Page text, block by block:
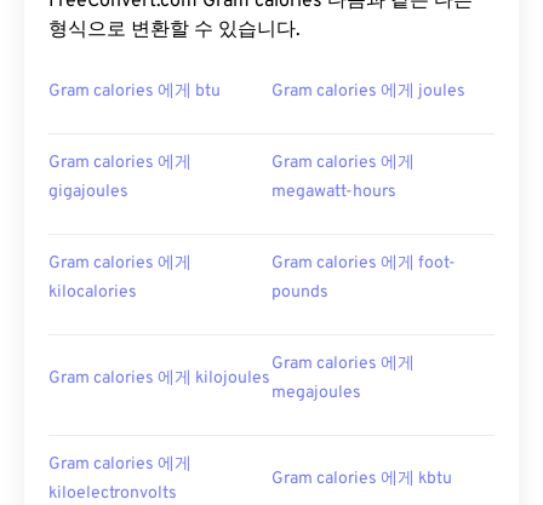
형식으로 변환할 수 있습니다.
Gram calories 에게 btu Gram calories 에게 joules
Gram calories 에게
gigajoules
Gram calories 에게
megawatt-hours
Gram calories 에게
kilocalories
Gram calories 에게 foot-
pounds
Gram calories 에게 kilojoules
Gram calories 에게
megajoules
Gram calories 에게
kiloelectronvolts
Gram calories 에게 kbtu